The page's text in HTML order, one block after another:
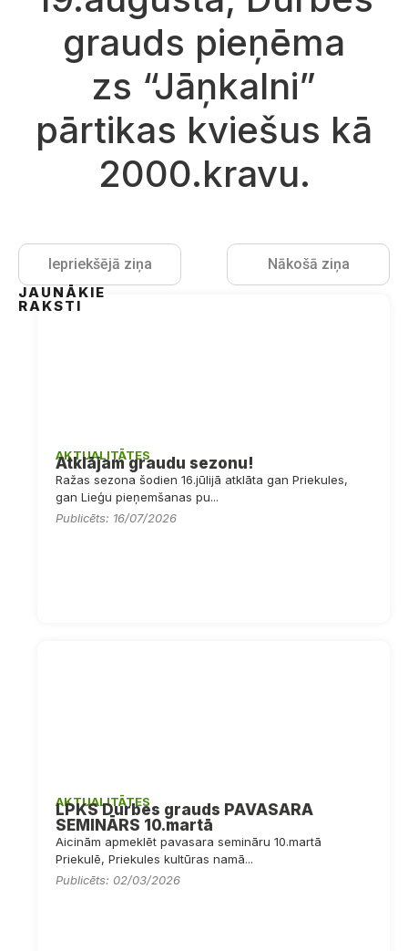
grauds pieņēma
zs “Jāņkalni”
pārtikas kviešus kā
2000.kravu.
Nākošā ziņa
Iepriekšējā ziņa
JAUNĀKIE
RAKSTI
AKTUALITĀTES
Atklājam graudu sezonu!
Ražas sezona šodien 16.jūlijā atklāta gan Priekules,
gan Lieģu pieņemšanas pu...
Publicēts: 16/07/2026
AKTUALITĀTES
LPKS Durbes grauds PAVASARA
SEMINĀRS 10.martā
Aicinām apmeklēt pavasara semināru 10.martā
Priekulē, Priekules kultūras namā...
Publicēts: 02/03/2026